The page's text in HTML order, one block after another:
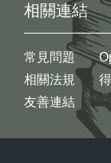
相關連結
常見問題
相關法規
友善連結